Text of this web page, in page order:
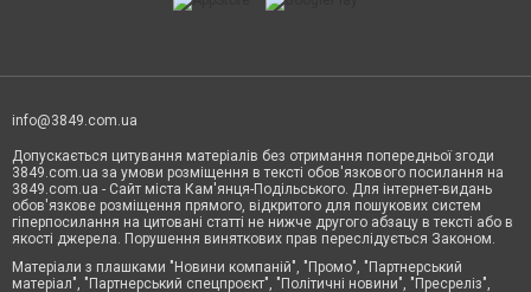
info@3849.com.ua
Допускається цитування матеріалів без отримання попередньої згоди
3849.com.ua за умови розміщення в тексті обов'язкового посилання на
3849.com.ua - Сайт міста Кам'янця-Подільського. Для інтернет-видань
обов'язкове розміщення прямого, відкритого для пошукових систем
гіперпосилання на цитовані статті не нижче другого абзацу в тексті або в
якості джерела. Порушення виняткових прав переслідується Законом.
Матеріали з плашками "Новини компаній", "Промо", "Партнерський
матеріал", "Партнерський спецпроєкт", "Політичні новини", "Пресреліз",